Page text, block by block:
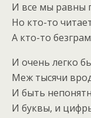
И все мы равны
Но кто-то
А кто-то
И очень легко
Меж тысячи
И быть
И буквы, и